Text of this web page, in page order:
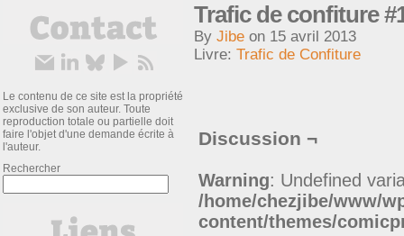
Le contenu de ce site est la propriété
exclusive de son auteur. Toute
reproduction totale ou partielle doit
faire l'objet d'une demande écrite à
l'auteur.
Rechercher
Trafic de confiture
By Jibe on 15 avril 2013
Livre: Trafic de Confiture
Discussion ¬
Warning: Undefined
/home/chezjibe/www/
content/themes/